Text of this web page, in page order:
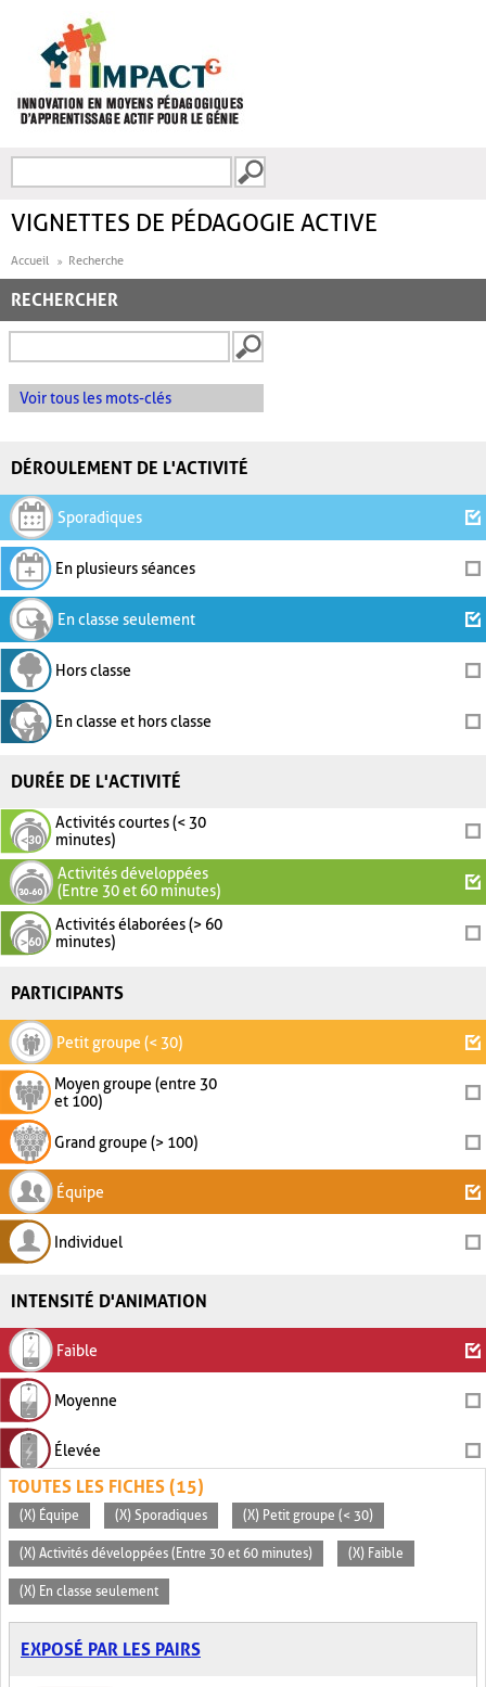
FORMULAIRE DE
VIGNETTES DE PÉDAGOGIE ACTIVE
Accueil Recherche
RECHERCHER
Voir tous les mots-clés
DÉROULEMENT DE L'ACTIVITÉ
Sporadiques
En plusieurs séances
En classe seulement
Hors classe
En classe et hors classe
DURÉE DE L'ACTIVITÉ
Activités courtes (< 30
minutes)
Activités développées
(Entre 30 et 60 minutes)
Activités élaborées (> 60
minutes)
PARTICIPANTS
Petit groupe (< 30)
Moyen groupe (entre 30
et 100)
Grand groupe (> 100)
Équipe
Individuel
INTENSITÉ D'ANIMATION
Faible
Moyenne
Élevée
TOUTES LES FICHES (15)
(X) Équipe (X) Sporadiques (X) Petit groupe (< 30)
(X) Activités développées (Entre 30 et 60 minutes) (X) Faible
(X) En classe seulement
EXPOSÉ PAR LES PAIRS